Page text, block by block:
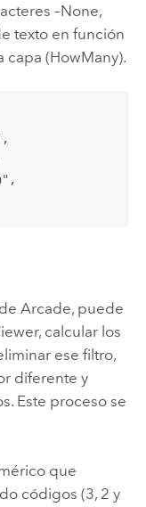
–None,
texto en función
(HowMany).
Arcade, puede
, calcular los
ese filtro,
diferente y
Este proceso se
que
códigos (3, 2 y